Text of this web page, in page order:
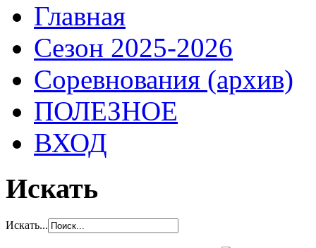
Главная
Сезон 2025-2026
Соревнования (архив)
ПОЛЕЗНОЕ
ВХОД
Искать
Искать...